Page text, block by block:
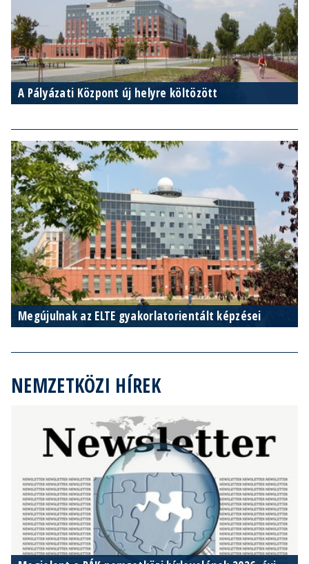
A Pályázati Központ új helyre költözött
Megújulnak az ELTE gyakorlatorientált képzései
NEMZETKÖZI HÍREK